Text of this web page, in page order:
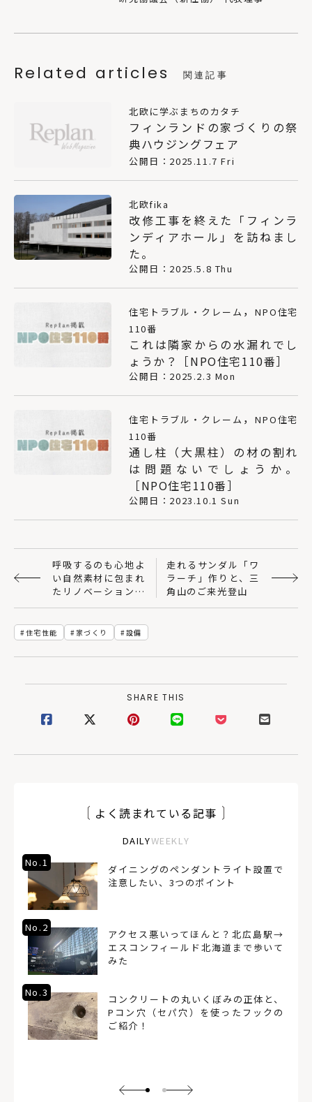
Related articles 関連記事
北欧に学ぶまちのカタチ
フィンランドの家づくりの祭
典ハウジングフェア
公開日：2025.11.7 Fri
北欧fika
改修工事を終えた「フィンラ
ンディアホール」を訪ねまし
た。
公開日：2025.5.8 Thu
住宅トラブル・クレーム ，NPO住宅
110番
これは隣家からの水漏れでし
ょうか？［NPO住宅110番］
公開日：2025.2.3 Mon
住宅トラブル・クレーム ，NPO住宅
110番
通し柱（大黒柱）の材の割れ
は問題ないでしょうか。
［NPO住宅110番］
公開日：2023.10.1 Sun
呼吸するのも心地よ
い自然素材に包まれ
たリノベーション住
走れるサンダル「ワ
ラーチ」作りと、三
角山のご来光登山
住宅性能 家づくり 設備
SHARE THIS
よく読まれている記事
DAILYWEEKLY
No.1
ダイニングのペンダントライト設置で
注意したい、3つのポイント
No.2
アクセス悪いってほんと？北広島駅→
エスコンフィールド北海道まで歩いて
みた
No.3
コンクリートの丸いくぼみの正体と、
Pコン穴（セパ穴）を使ったフックの
ご紹介！